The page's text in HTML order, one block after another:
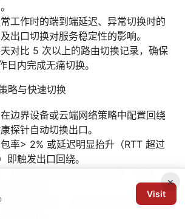
工作时的端到端延迟、异常切换时的
出口切换对服务稳定性的影响。
对比 5 次以上的路由切换记录，确保
日内完成无痛切换。
略与快速切换
边界设备或云端网络策略中配置回绕
探针自动切换出口。
率> 2% 或延迟明显抬升（RTT 超过
即触发出口回绕。
切换完成时间不超过 60 秒，确保
不中断。
立告警门限，异常时自动生成工单并
×
Visit